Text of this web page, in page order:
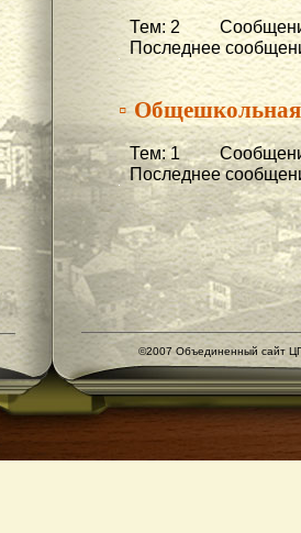
Тем: 2
Последнее
▫
Тем: 1
Последнее
©2007 Объединенный сайт